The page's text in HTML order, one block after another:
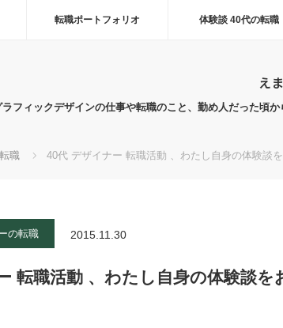
転職ポートフォリオ 体験談 40代の転職
え
ラフィックデザインの仕事や転職のこと、勤め人だった頃
職 40代 デザイナー 転職活動 、わたし自身の体験談
の転職 2015.11.30
転職活動 、わたし自身の体験談